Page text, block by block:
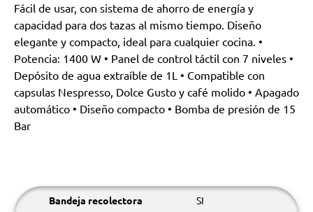
Fácil de usar, con sistema de ahorro de energía y
capacidad para dos tazas al mismo tiempo. Diseño
elegante y compacto, ideal para cualquier cocina. •
Potencia: 1400 W • Panel de control táctil con 7 niveles •
Depósito de agua extraíble de 1L • Compatible con
capsulas Nespresso, Dolce Gusto y café molido • Apagado
automático • Diseño compacto • Bomba de presión de 15
Bar
Bandeja recolectora SI